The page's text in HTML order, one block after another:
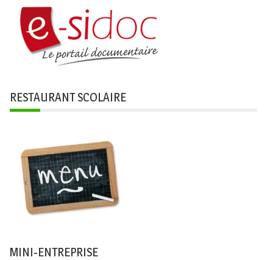
RESTAURANT SCOLAIRE
MINI-ENTREPRISE